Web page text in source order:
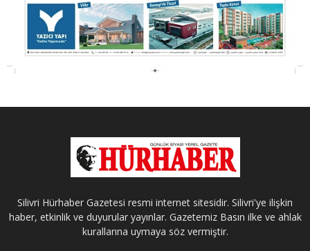
Silivri Hürhaber Gazetesi resmi internet sitesidir. Silivri'ye ilişkin
haber, etkinlik ve duyurular yayınlar. Gazetemiz Basın ilke ve ahlak
kurallarına uymaya söz vermiştir.